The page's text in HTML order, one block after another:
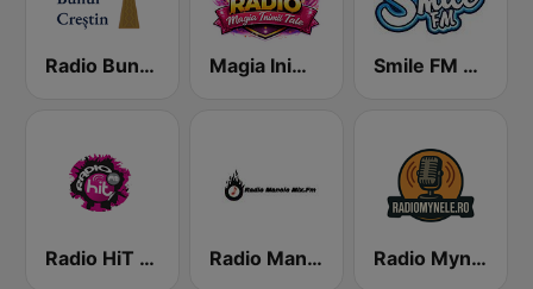
Radio Bunul Creștin Magia Inimii Tale Smile FM Vaslui
Radio HiT FM Party Radio Manele Mix FM Radio Mynele